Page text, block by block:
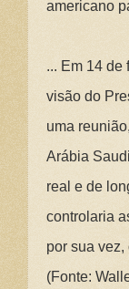
americano
... Em 14
visão do
uma
Arábia
real e de
controlaria
por sua
(Fonte: